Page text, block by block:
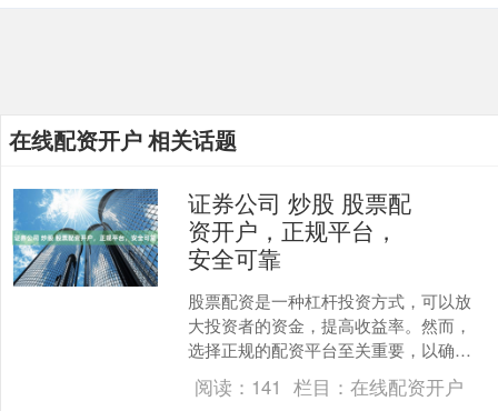
在线配资开户 相关话题
证券公司 炒股 股票配
资开户，正规平台，
安全可靠
股票配资是一种杠杆投资方式，可以放
大投资者的资金，提高收益率。然而，
选择正规的配资平台至关重要，以确保
资金安全和交易可靠。 港股配资软件的
操作简单，投资者只需选....
阅读： 141 栏目： 在线配资开户